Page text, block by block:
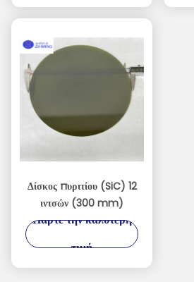
Δίσκος πυριτίου (SiC) 12
ιντσών (300 mm)
Πάρτε την καλύτερη
τιμή